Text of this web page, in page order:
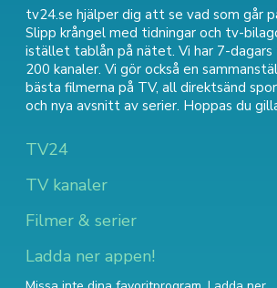
tv24.se hjälper dig att se vad som går
Slipp krångel med tidningar och tv-
istället tablån på nätet. Vi har 7-
200 kanaler. Vi gör också en
bästa filmerna på TV, all direktsänd
och nya avsnitt av serier. Hoppas du
TV24
TV kanaler
Filmer & serier
Ladda ner appen!